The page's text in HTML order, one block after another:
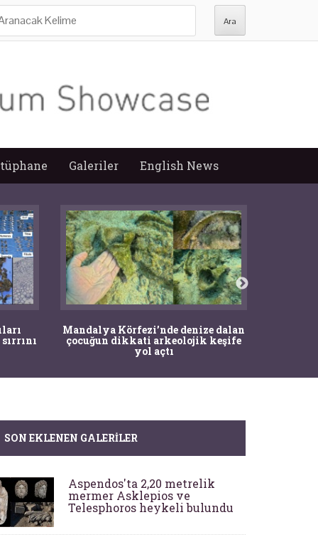
Galeriler English News
Mandalya Körfezi’nde denize dalan
çocuğun dikkati arkeolojik keşife
yol açtı
SON EKLENEN GALERILER
Aspendos'ta 2,20 metrelik
mermer Asklepios ve
Telesphoros heykeli bulundu